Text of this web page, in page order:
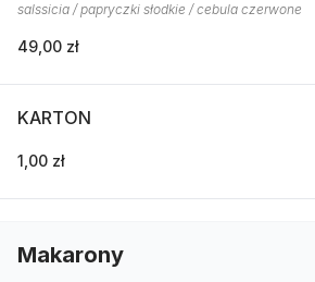
salssicia / papryczki słodkie / cebula czerwone
49,00 zł
KARTON
1,00 zł
Makarony